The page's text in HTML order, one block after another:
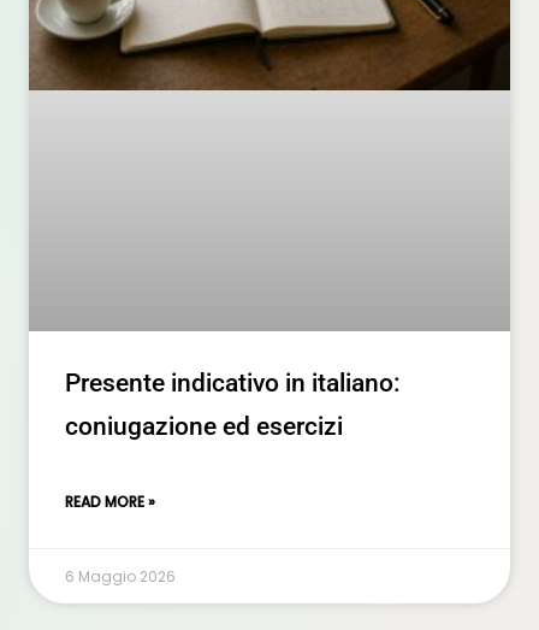
Presente indicativo in italiano:
coniugazione ed esercizi
READ MORE »
6 Maggio 2026